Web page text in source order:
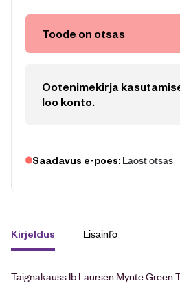
Toode on otsas
Ootenimekirja
loo konto.
Saadavus e-poes: Laost otsas
Kirjeldus Lisainfo
Taignakauss Ib Laursen Mynte Green